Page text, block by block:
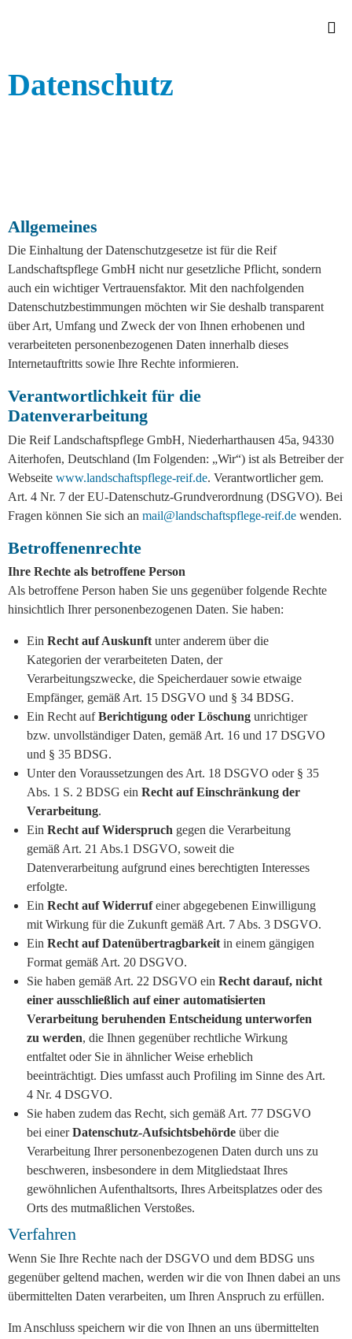
Datenschutz
Allgemeines
Die Einhaltung der Datenschutzgesetze ist für die Reif
Landschaftspflege GmbH nicht nur gesetzliche Pflicht, sondern
auch ein wichtiger Vertrauensfaktor. Mit den nachfolgenden
Datenschutzbestimmungen möchten wir Sie deshalb transparent
über Art, Umfang und Zweck der von Ihnen erhobenen und
verarbeiteten personenbezogenen Daten innerhalb dieses
Internetauftritts sowie Ihre Rechte informieren.
Verantwortlichkeit für die
Datenverarbeitung
Die Reif Landschaftspflege GmbH, Niederharthausen 45a, 94330
Aiterhofen, Deutschland (Im Folgenden: „Wir“) ist als Betreiber der
Webseite www.landschaftspflege-reif.de. Verantwortlicher gem.
Art. 4 Nr. 7 der EU-Datenschutz-Grundverordnung (DSGVO). Bei
Fragen können Sie sich an mail@landschaftspflege-reif.de wenden.
Betroffenenrechte
Ihre Rechte als betroffene Person
Als betroffene Person haben Sie uns gegenüber folgende Rechte
hinsichtlich Ihrer personenbezogenen Daten. Sie haben:
Ein Recht auf Auskunftunter anderem über die
Kategorien der verarbeiteten Daten, der
Verarbeitungszwecke, die Speicherdauer sowie etwaige
Empfänger, gemäß Art. 15 DSGVO und § 34 BDSG.
Ein Recht aufBerichtigung oder Löschung unrichtiger
bzw. unvollständiger Daten, gemäß Art. 16 und 17 DSGVO
und § 35 BDSG.
Unter den Voraussetzungen des Art. 18 DSGVO oder § 35
Abs. 1 S. 2 BDSG ein Recht auf Einschränkung der
Verarbeitung.
Ein Recht auf Widerspruch gegen die Verarbeitung
gemäß Art. 21 Abs.1 DSGVO, soweit die
Datenverarbeitung aufgrund eines berechtigten Interesses
erfolgte.
Ein Recht auf Widerrufeiner abgegebenen Einwilligung
mit Wirkung für die Zukunft gemäß Art. 7 Abs. 3 DSGVO.
Ein Recht auf Datenübertragbarkeitin einem gängigen
Format gemäß Art. 20 DSGVO.
Sie haben gemäß Art. 22 DSGVO ein Recht darauf, nicht
einer ausschließlich auf einer automatisierten
Verarbeitung beruhenden Entscheidung unterworfen
zu werden, die Ihnen gegenüber rechtliche Wirkung
entfaltet oder Sie in ähnlicher Weise erheblich
beeinträchtigt. Dies umfasst auch Profiling im Sinne des Art.
4 Nr. 4 DSGVO.
Sie haben zudem das Recht, sich gemäß Art. 77 DSGVO
bei einerDatenschutz-Aufsichtsbehörde über die
Verarbeitung Ihrer personenbezogenen Daten durch uns zu
beschweren, insbesondere in dem Mitgliedstaat Ihres
gewöhnlichen Aufenthaltsorts, Ihres Arbeitsplatzes oder des
Orts des mutmaßlichen Verstoßes.
Verfahren
Wenn Sie Ihre Rechte nach der DSGVO und dem BDSG uns
gegenüber geltend machen, werden wir die von Ihnen dabei an uns
übermittelten Daten verarbeiten, um Ihren Anspruch zu erfüllen.
Im Anschluss speichern wir die von Ihnen an uns übermittelten